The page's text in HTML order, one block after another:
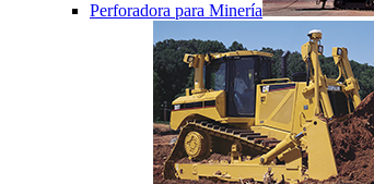
Perforadora para Minería